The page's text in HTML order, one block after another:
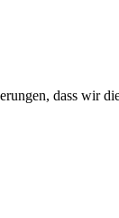
dass wir